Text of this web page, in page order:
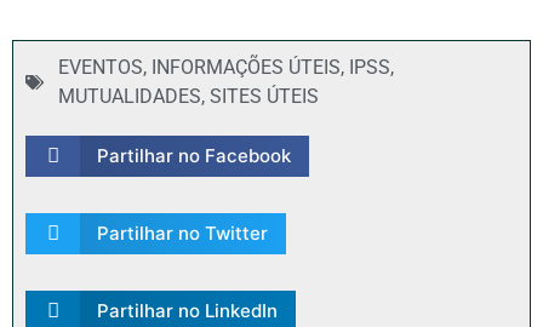
EVENTOS, INFORMAÇÕES ÚTEIS, IPSS,
MUTUALIDADES, SITES ÚTEIS
Partilhar no Facebook
Partilhar no Twitter
Partilhar no LinkedIn